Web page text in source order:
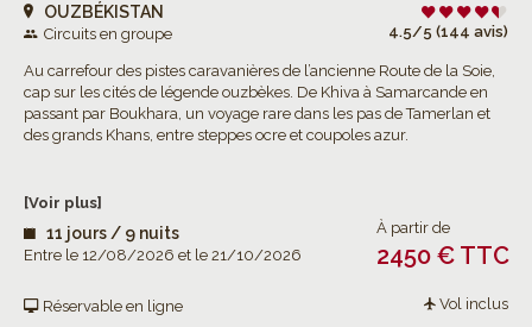
OUZBÉKISTAN
Circuits en groupe 4.5/5 (144 avis)
Au carrefour des pistes caravanières de l’ancienne Route de la Soie,
cap sur les cités de légende ouzbèkes. De Khiva à Samarcande en
passant par Boukhara, un voyage rare dans les pas de Tamerlan et
des grands Khans, entre steppes ocre et coupoles azur.
[Voir plus]
11 jours / 9 nuits
Entre le 12/08/2026 et le 21/10/2026
À partir de
2450 € TTC
Réservable en ligne Vol inclus